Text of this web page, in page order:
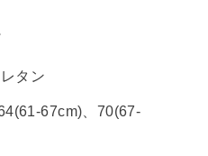
タン
67cm)、70(67-